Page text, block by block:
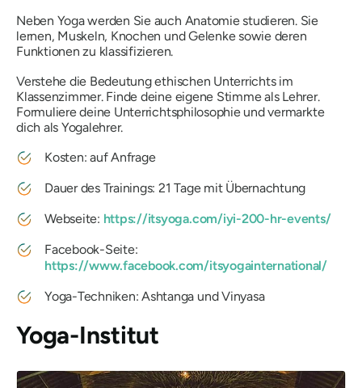
Neben Yoga werden Sie auch Anatomie studieren. Sie
lernen, Muskeln, Knochen und Gelenke sowie deren
Funktionen zu klassifizieren.
Verstehe die Bedeutung ethischen Unterrichts im
Klassenzimmer. Finde deine eigene Stimme als Lehrer.
Formuliere deine Unterrichtsphilosophie und vermarkte
dich als Yogalehrer.
Kosten: auf Anfrage
Dauer des Trainings: 21 Tage mit Übernachtung
Webseite: https://itsyoga.com/iyi-200-hr-events/
Facebook-Seite:
https://www.facebook.com/itsyogainternational/
Yoga-Techniken: Ashtanga und Vinyasa
Yoga-Institut